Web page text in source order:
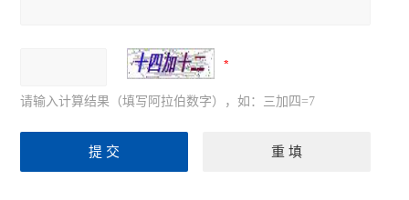
请输入计算结果（填写阿拉伯数字），如：三加四=7